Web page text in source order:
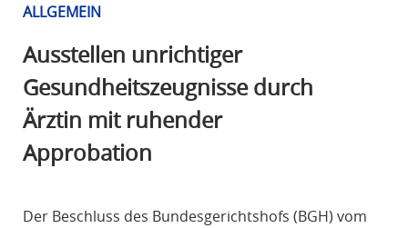
ALLGEMEIN
Ausstellen unrichtiger
Gesundheitszeugnisse durch
Ärztin mit ruhender
Approbation
Der Beschluss des Bundesgerichtshofs (BGH) vom